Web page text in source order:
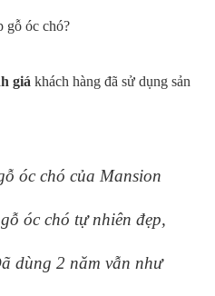
gỗ óc chó?
giá khách hàng đã sử dụng sản
óc chó của Mansion
óc chó tự nhiên đẹp,
dùng 2 năm vẫn như